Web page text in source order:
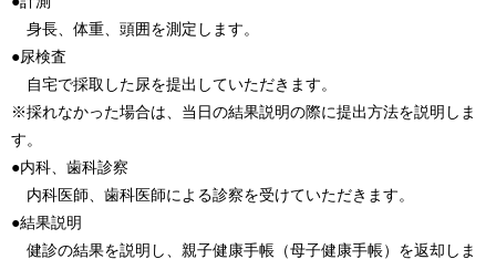
身長、体重、頭囲を測定します。
●尿検査
自宅で採取した尿を提出していただきます。
※採れなかった場合は、当日の結果説明の際に提出方法を説明しま
す。
●内科、歯科診察
内科医師、歯科医師による診察を受けていただきます。
●結果説明
健診の結果を説明し、親子健康手帳（母子健康手帳）を返却しま